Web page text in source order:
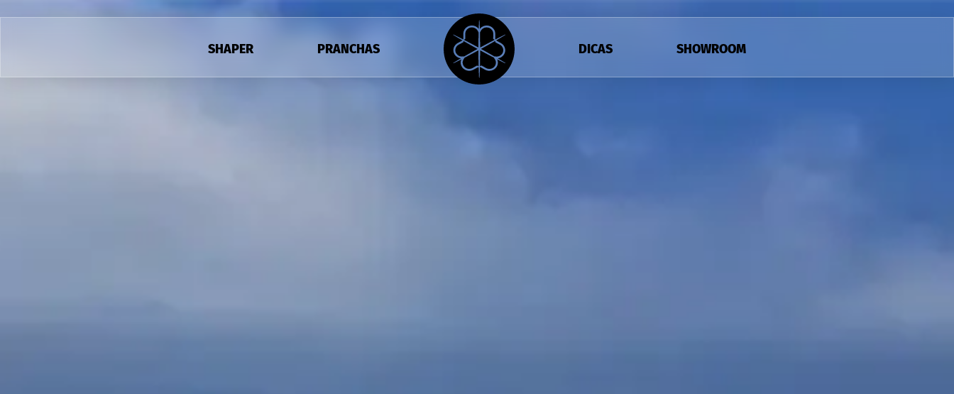
SHAPER PRANCHAS DICAS SHOWROOM